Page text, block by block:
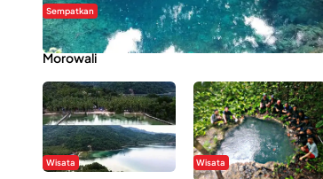
Sempatkan
Danau Rebi-Rebi, Pesona Alam Tersembunyi di
Morowali
Wisata Wisata